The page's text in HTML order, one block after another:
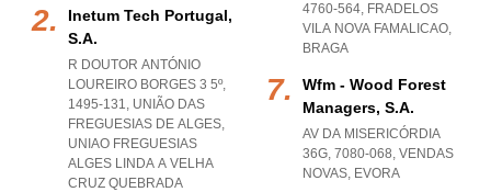
Inetum Tech Portugal,
S.a.
R DOUTOR ANTÓNIO
LOUREIRO BORGES 3 5º,
1495-131, UNIÃO DAS
FREGUESIAS DE ALGES,
UNIAO FREGUESIAS
ALGES LINDA A VELHA
CRUZ QUEBRADA
4760-564, FRADELOS
VILA NOVA FAMALICAO,
BRAGA
Wfm - Wood Forest
Managers, S.a.
AV DA MISERICÓRDIA
36G, 7080-068, VENDAS
NOVAS, EVORA